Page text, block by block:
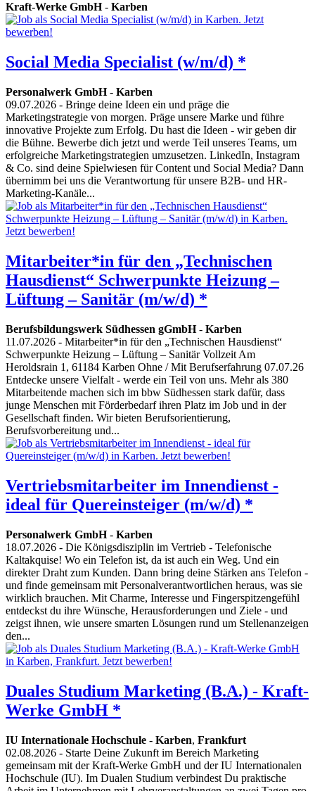
Kraft-Werke GmbH- Karben
Social Media Specialist (w/m/d) *
Personalwerk GmbH- Karben
09.07.2026 - Bringe deine Ideen ein und präge die
Marketingstrategie von morgen. Präge unsere Marke und führe
innovative Projekte zum Erfolg. Du hast die Ideen - wir geben dir
die Bühne. Bewerbe dich jetzt und werde Teil unseres Teams, um
erfolgreiche Marketingstrategien umzusetzen. LinkedIn, Instagram
& Co. sind deine Spielwiesen für Content und Social Media? Dann
übernimm bei uns die Verantwortung für unsere B2B- und HR-
Marketing-Kanäle...
Mitarbeiter*in für den „Technischen
Hausdienst“ Schwerpunkte Heizung –
Lüftung – Sanitär (m/w/d) *
Berufsbildungswerk Südhessen gGmbH- Karben
11.07.2026 - Mitarbeiter*in für den „Technischen Hausdienst“
Schwerpunkte Heizung – Lüftung – Sanitär Vollzeit Am
Heroldsrain 1, 61184 Karben Ohne / Mit Berufserfahrung 07.07.26
Entdecke unsere Vielfalt - werde ein Teil von uns. Mehr als 380
Mitarbeitende machen sich im bbw Südhessen stark dafür, dass
junge Menschen mit Förderbedarf ihren Platz im Job und in der
Gesellschaft finden. Wir bieten Berufsorientierung,
Berufsvorbereitung und...
Vertriebsmitarbeiter im Innendienst -
ideal für Quereinsteiger (m/w/d) *
Personalwerk GmbH- Karben
18.07.2026 - Die Königsdisziplin im Vertrieb - Telefonische
Kaltakquise! Wo ein Telefon ist, da ist auch ein Weg. Und ein
direkter Draht zum Kunden. Dann bring deine Stärken ans Telefon -
und finde gemeinsam mit Personalverantwortlichen heraus, was sie
wirklich brauchen. Mit Charme, Interesse und Fingerspitzengefühl
entdeckst du ihre Wünsche, Herausforderungen und Ziele - und
zeigst ihnen, wie unsere smarten Lösungen rund um Stellenanzeigen
den...
Duales Studium Marketing (B.A.) - Kraft-
Werke GmbH *
IU Internationale Hochschule - Karben, Frankfurt
02.08.2026 - Starte Deine Zukunft im Bereich Marketing
gemeinsam mit der Kraft-Werke GmbH und der IU Internationalen
Hochschule (IU). Im Dualen Studium verbindest Du praktische